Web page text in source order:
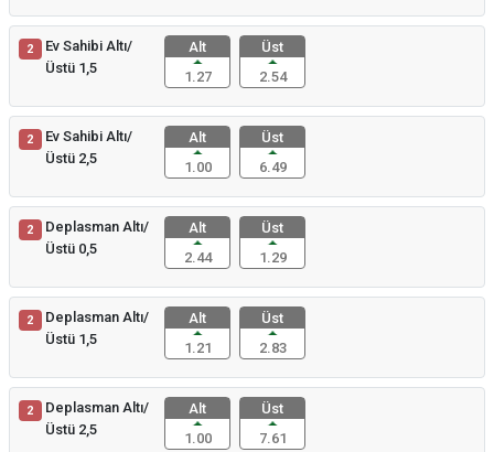
2
Ev Sahibi Altı/
Üstü 1,5
Alt
1.27
Üst
2.54
2
Ev Sahibi Altı/
Üstü 2,5
Alt
1.00
Üst
6.49
2
Deplasman Altı/
Üstü 0,5
Alt
2.44
Üst
1.29
2
Deplasman Altı/
Üstü 1,5
Alt
1.21
Üst
2.83
2
Deplasman Altı/
Üstü 2,5
Alt
1.00
Üst
7.61